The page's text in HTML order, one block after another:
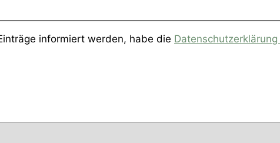
informiert werden, habe die Datenschutzerklärung